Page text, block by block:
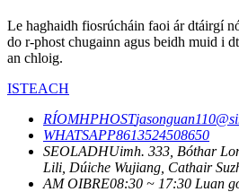
Le haghaidh fiosrúcháin faoi ár dtáirgí
do r-phost chugainn agus beidh muid i
an chloig.
ISTEACH
RÍOMHPHOST
WHATSAPP8613524508650
SEOLADHUimh. 333, Bóthar
Lili, Dúiche Wujiang, Cathair
AM OIBRE08:30 ~ 17:30 Luan